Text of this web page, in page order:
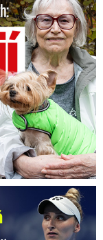
Záhadný vzkaz!